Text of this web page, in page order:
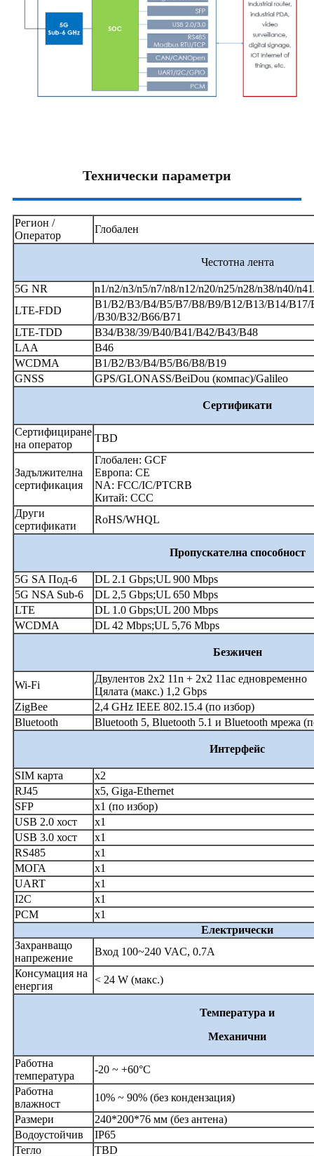
Технически параметри
Регион /
Оператор
Глобален
Честотна лента
5G NR
n1/n2/n3/n5/n7/n8/n12/n20/n25/n28/n38/n40/
LTE-FDD
B1/B2/B3/B4/B5/B7/B8/B9/B12/B13/B14/
/B30/B32/B66/B71
LTE-TDD
B34/B38/39/B40/B41/B42/B43/B48
LAA
B46
WCDMA
B1/B2/B3/B4/B5/B6/B8/B19
GNSS
GPS/GLONASS/BeiDou (компас)/Galileo
Сертификати
Сертифициране
на оператор
TBD
Задължителна
сертификация
Глобален: GCF
Европа: CE
NA: FCC/IC/PTCRB
Китай: CCC
Други
сертификати
RoHS/WHQL
Пропускателна способност
5G SA Под-6
DL 2.1 Gbps;UL 900 Mbps
5G NSA Sub-6
DL 2,5 Gbps;UL 650 Mbps
LTE
DL 1.0 Gbps;UL 200 Mbps
WCDMA
DL 42 Mbps;UL 5,76 Mbps
Безжичен
Wi-Fi
Двулентов 2x2 11n + 2x2 11ac едновременно
Цялата (макс.) 1,2 Gbps
ZigBee
2,4 GHz IEEE 802.15.4 (по избор)
Bluetooth
Bluetooth 5, Bluetooth 5.1 и Bluetooth мрежа
Интерфейс
SIM карта
x2
RJ45
x5, Giga-Ethernet
SFP
x1 (по избор)
USB 2.0 хост
x1
USB 3.0 хост
x1
RS485
x1
МОГА
x1
UART
x1
I2C
x1
PCM
x1
Електрически
Захранващо
напрежение
Вход 100~240 VAC, 0.7A
Консумация на
енергия
< 24 W (макс.)
Температура и
Механични
Работна
температура
-20 ~ +60°C
Работна
влажност
10% ~ 90% (без кондензация)
Размери
240*200*76 мм (без антена)
Водоустойчив
IP65
Тегло
TBD